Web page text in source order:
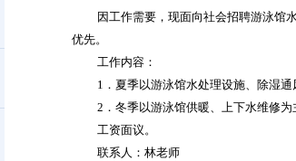
因工作需要，现面向社会招聘游泳馆
优先。
工作内容：
1 ．夏季以游泳馆水处理设施、除湿
2 ．冬季以游泳馆供暖、上下水维修
工资面议。
联系人：林老师